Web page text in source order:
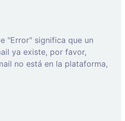
"Error" significa que un
ya existe, por favor,
no está en la plataforma,